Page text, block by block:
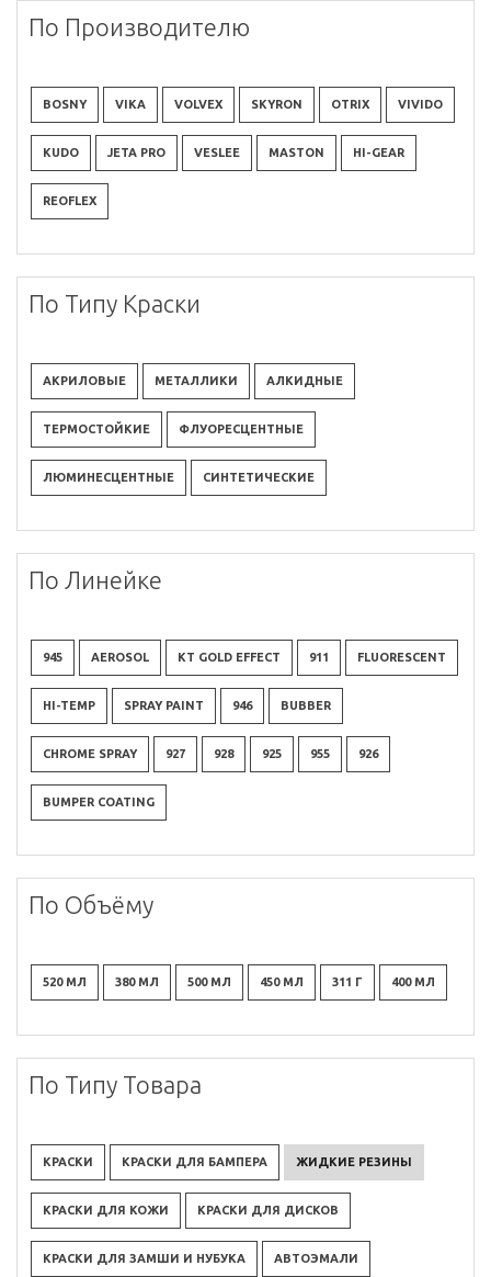
По Производителю
BOSNY VIKA VOLVEX SKYRON OTRIX VIVIDO
KUDO JETA PRO VESLEE MASTON HI-GEAR
REOFLEX
По Типу Краски
АКРИЛОВЫЕ МЕТАЛЛИКИ АЛКИДНЫЕ
ТЕРМОСТОЙКИЕ ФЛУОРЕСЦЕНТНЫЕ
ЛЮМИНЕСЦЕНТНЫЕ СИНТЕТИЧЕСКИЕ
По Линейке
945 AEROSOL KT GOLD EFFECT 911 FLUORESCENT
HI-TEMP SPRAY PAINT 946 BUBBER
CHROME SPRAY 927 928 925 955 926
BUMPER COATING
По Объёму
520 МЛ 380 МЛ 500 МЛ 450 МЛ 311 Г 400 МЛ
По Типу Товара
КРАСКИ КРАСКИ ДЛЯ БАМПЕРА ЖИДКИЕ РЕЗИНЫ
КРАСКИ ДЛЯ КОЖИ КРАСКИ ДЛЯ ДИСКОВ
КРАСКИ ДЛЯ ЗАМШИ И НУБУКА АВТОЭМАЛИ